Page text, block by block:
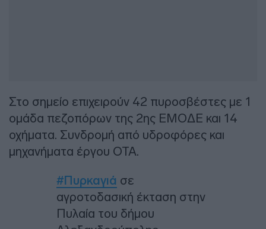
Στο σημείο επιχειρούν 42 πυροσβέστες με 1
ομάδα πεζοπόρων της 2ης ΕΜΟΔΕ και 14
οχήματα. Συνδρομή από υδροφόρες και
μηχανήματα έργου ΟΤΑ.
#Πυρκαγιά σε
αγροτοδασική έκταση στην
Πυλαία του δήμου